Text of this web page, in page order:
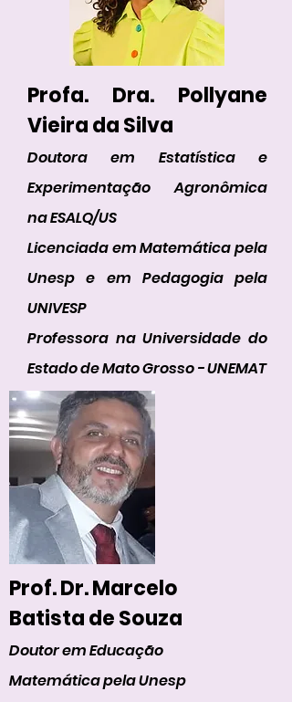
Profa. Dra. Pollyane
Vieira da Silva
Doutora em Estatística e
Experimentação Agronômica
na ESALQ/US
Licenciada em Matemática pela
Unesp e em Pedagogia pela
UNIVESP
Professora na Universidade do
Estado de Mato Grosso - UNEMAT
Prof. Dr. Marcelo
Batista de Souza
Doutor em Educação
Matemática pela Unesp